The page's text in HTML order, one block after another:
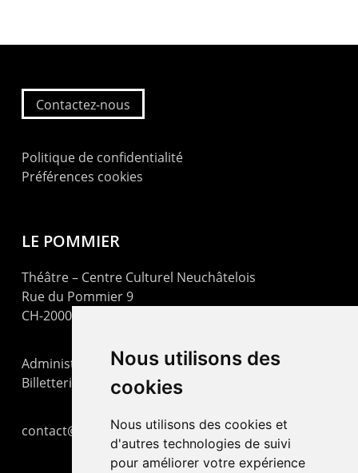
Nous utilisons des
cookies
Nous utilisons des cookies et
d'autres technologies de suivi
pour améliorer votre expérience
Contactez-nous
Politique de confidentialité
Préférences cookies
LE POMMIER
Théâtre – Centre Culturel Neuchâtelois
Rue du Pommier 9
CH-2000 Neuchâtel
Administration : +41 32 725 03 03
Billetterie : +41 32 725 05 05
contact@lepommier.ch